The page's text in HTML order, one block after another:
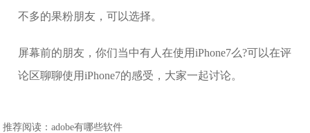
不多的果粉朋友，可以选择。
屏幕前的朋友，你们当中有人在使用iPhone7么?可以在评
论区聊聊使用iPhone7的感受，大家一起讨论。
推荐阅读：adobe有哪些软件